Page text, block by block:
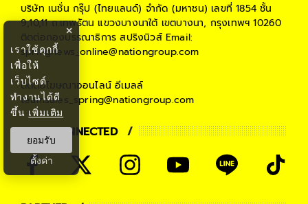
บริษัท เนชั่น กรุ๊ป (ไทยแลนด์) จำกัด (มหาชน) เลขที่ 1854 ชั้น
9,10,11 ถ.เทพรัตน แขวงบางนาใต้ เขตบางนา, กรุงเทพฯ 10260
ติดต่อกองบรรณาธิการ สปริงนิวส์Email:
springnews_online@nationgroup.com
ติดต่อโฆษณาออนไลน์ อีเมลล์
teamsales_spring@nationgroup.com
STAY CONNECTED
×
เราใช้คุกกี้
เพื่อให้
เว็บไซต์
ทำงานได้ดี
ขึ้น เพิ่มเติม
ยอมรับ
ตั้งค่า